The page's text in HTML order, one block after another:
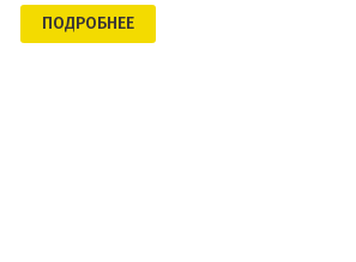
ПОДРОБНЕЕ